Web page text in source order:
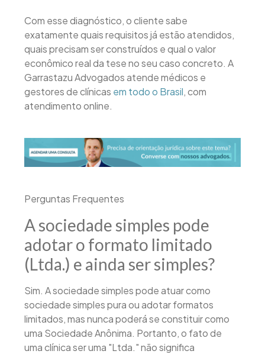
Com esse diagnóstico, o cliente sabe
exatamente quais requisitos já estão atendidos,
quais precisam ser construídos e qual o valor
econômico real da tese no seu caso concreto. A
Garrastazu Advogados atende médicos e
gestores de clínicas em todo o Brasil, com
atendimento online.
Perguntas Frequentes
A sociedade simples pode
adotar o formato limitado
(Ltda.) e ainda ser simples?
Sim. A sociedade simples pode atuar como
sociedade simples pura ou adotar formatos
limitados, mas nunca poderá se constituir como
uma Sociedade Anônima. Portanto, o fato de
uma clínica ser uma "Ltda." não significa